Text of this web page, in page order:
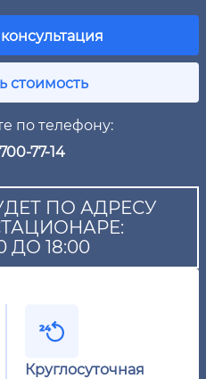
стоимость
по телефону:
77-14
ПО АДРЕСУ
ДО 18:00
Круглосуточная